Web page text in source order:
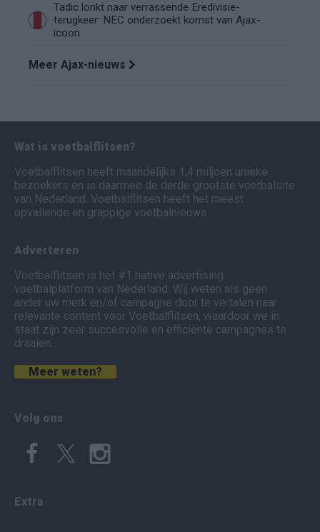
Tadic lonkt naar verrassende Eredivisie-
terugkeer: NEC onderzoekt komst van Ajax-
icoon
Meer Ajax-nieuws
Wat is voetbalflitsen?
Voetbalflitsen heeft maandelijks 1,4 miljoen unieke
bezoekers en is daarmee de derde grootste voetbalsite
van Nederland. Voetbalflitsen heeft het meest
opvallende en grappige voetbalnieuws.
Adverteren
Voetbalflitsen is het #1 native advertising
voetbalplatform van Nederland. Wij weten als geen
ander uw merk en/of campagne door te vertalen naar
relevante content voor Voetbalflitsen, waardoor we in
staat zijn zeer succesvolle en efficiënte campagnes te
draaien.
Meer weten?
Volg ons
Extra